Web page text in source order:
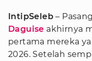
IntipSeleb –
Daguise akhirnya
pertama mereka
2026. Setelah